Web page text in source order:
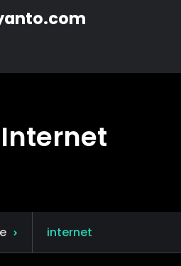
Internet
Posts
tagged
internet